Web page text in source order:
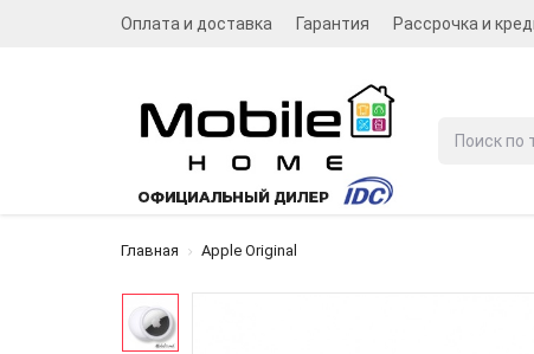
Оплата и доставка Гарантия Рассрочка и
Главная Apple Original